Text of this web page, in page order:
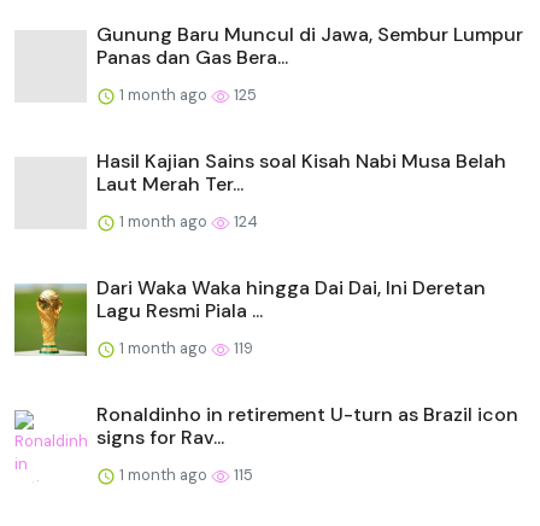
Gunung Baru Muncul di Jawa, Sembur Lumpur
Panas dan Gas Bera...
1 month ago 125
Hasil Kajian Sains soal Kisah Nabi Musa Belah
Laut Merah Ter...
1 month ago 124
Dari Waka Waka hingga Dai Dai, Ini Deretan
Lagu Resmi Piala ...
1 month ago 119
Ronaldinho in retirement U-turn as Brazil icon
signs for Rav...
1 month ago 115